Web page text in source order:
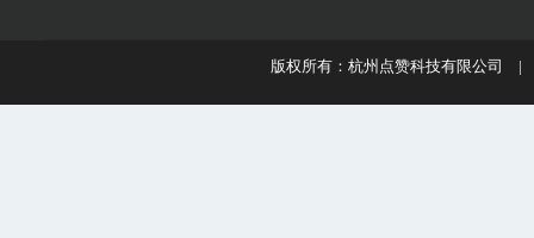
版权所有：杭州点赞科技有限公司